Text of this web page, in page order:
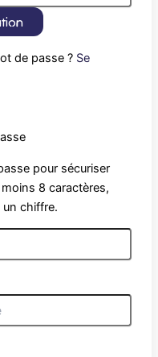
de passe ? Se
pour sécuriser
8 caractères,
un chiffre.